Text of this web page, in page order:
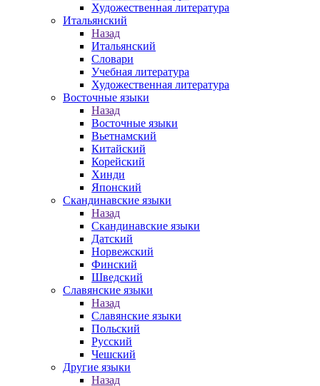
Художественная литература
Итальянский
Назад
Итальянский
Словари
Учебная литература
Художественная литература
Восточные языки
Назад
Восточные языки
Вьетнамский
Китайский
Корейский
Хинди
Японский
Скандинавские языки
Назад
Скандинавские языки
Датский
Норвежский
Финский
Шведский
Славянские языки
Назад
Славянские языки
Польский
Русский
Чешский
Другие языки
Назад